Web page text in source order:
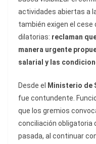
actividades abiertas a
también exigen el cese
dilatorias: reclaman
manera urgente
salarial y las
Desde el Ministerio de
fue contundente.
que los gremios
conciliación obligatoria
pasada, al continuar